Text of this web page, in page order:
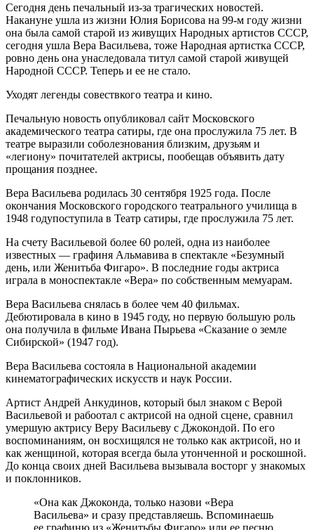
Сегодня день печальный из-за трагических новостей.
Накануне ушла из жизни Юлия Борисова на 99-м году жизни
она была самой старой из живущих Народных артистов СССР,
сегодня ушла Вера Васильева, тоже Народная артистка СССР,
ровно день она унаследовала титул самой старой живущей
Народной СССР. Теперь и ее не стало.
Уходят легенды совествкого театра и кино.
Печальную новость опубликовал сайт Московского
академического театра сатиры, где она прослужила 75 лет. В
театре выразили соболезнования близким, друзьям и
«легиону» почитателей актрисы, пообещав объявить дату
прощания позднее.
Вера Васильева родилась 30 сентября 1925 года. После
окончания Московского городского театрального училища в
1948 годупоступила в Театр сатиры, где прослужила 75 лет.
На счету Васильевой более 60 ролей, одна из наиболее
известных — графиня Альмавива в спектакле «Безумный
день, или Женитьба Фигаро». В последние годы актриса
играла в моноспектакле «Вера» по собственным мемуарам.
Вера Васильева снялась в более чем 40 фильмах.
Дебютировала в кино в 1945 году, но первую большую роль
она получила в фильме Ивана Пырьева «Сказание о земле
Сибирской» (1947 год).
Вера Васильева состояла в Национальной академии
кинематографических искусств и наук России.
Артист Андрей Анкудинов, который был знаком с Верой
Васильевой и рабоотал с актрисой на одной сцене, сравнил
умершую актрису Веру Васильеву с Джокондой. По его
воспоминаниям, он восхищялся не только как актрисой, но и
как женщиной, которая всегда была утонченной и роскошной.
До конца своих дней Васильева вызывала восторг у знакомых
и поклонников.
«Она как Джоконда, только назови «Вера
Васильева» и сразу представляешь. Вспоминаешь
ее графиню из «Женитьбы Фигаро» или ее песню